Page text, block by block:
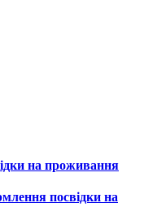
на проживання
посвідки на